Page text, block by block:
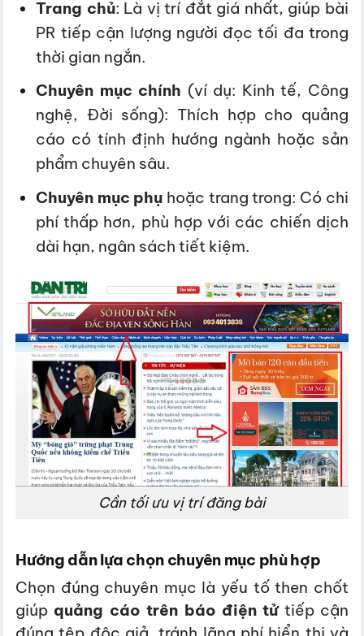
Trang chủ: Là vị trí đắt giá nhất, giúp bài
PR tiếp cận lượng người đọc tối đa trong
thời gian ngắn.
Chuyên mục chính (ví dụ: Kinh tế, Công
nghệ, Đời sống): Thích hợp cho quảng
cáo có tính định hướng ngành hoặc sản
phẩm chuyên sâu.
Chuyên mục phụ hoặc trang trong: Có chi
phí thấp hơn, phù hợp với các chiến dịch
dài hạn, ngân sách tiết kiệm.
Cần tối ưu vị trí đăng bài
Hướng dẫn lựa chọn chuyên mục phù hợp
Chọn đúng chuyên mục là yếu tố then chốt
giúp quảng cáo trên báo điện tửtiếp cận